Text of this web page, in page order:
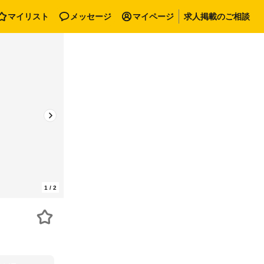
マイリスト メッセージ マイページ 求人掲載のご相談
1 / 2